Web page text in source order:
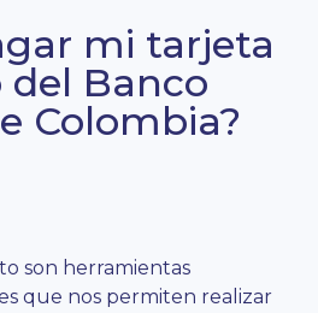
mi tarjeta
del Banco
Colombia?
son herramientas
que nos permiten realizar